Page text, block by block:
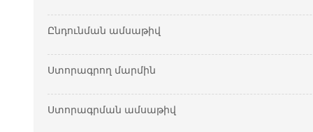
Ընդունման ամսաթիվ
Ստորագրող մարմին
Ստորագրման ամսաթիվ